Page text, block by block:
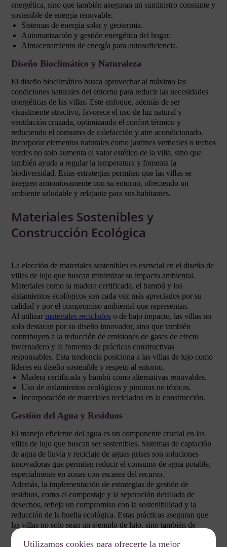
energética, sino que también aseguran un suministro constante y
sostenible de energía renovable.
Sistemas de energía solar y geotermia.
Automatización y gestión energética del hogar.
Almacenamiento de energía para autosuficiencia.
Diseño Bioclimático y Naturaleza
El diseño bioclimático busca aprovechar al máximo las
condiciones naturales del entorno para reducir las necesidades
energéticas de las villas. Este enfoque, además de ser
visualmente atractivo, favorece el uso de luz natural y
ventilación cruzada, optimizando el confort térmico y
reduciendo el consumo de calefacción y aire acondicionado.
Incorporar elementos naturales como jardines verticales o techos
verdes no solo aumenta el valor estético de la villa, sino que
también ayuda a regular la temperatura y fomenta la
biodiversidad. Estas estrategias permiten que las villas se
integren armoniosamente con su entorno, ofreciendo un
ambiente saludable y relajante para sus habitantes.
Materiales Sostenibles y
Construcción Ecológica
La elección de materiales sostenibles es esencial en el diseño de
villas de lujo que buscan minimizar su impacto ambiental.
Materiales como la madera certificada, el bambú y los
aislamientos ecológicos son cada vez más apreciados por su
calidad y por el compromiso ambiental que representan.
Al utilizar materiales reciclados o de bajo impacto, las villas no
solo destacan por su diseño innovador, sino que también
contribuyen a la reducción de emisiones de gases de efecto
invernadero y al fomento de prácticas constructivas
responsables. Esta tendencia posiciona a las villas de lujo como
líderes en diseño sostenible y respeto al entorno.
Madera certificada y bambú como alternativas renovables.
Uso de aislamientos ecológicos y pinturas no tóxicas.
Incorporación de materiales reciclados en la construcción.
Gestión del Agua y Residuos
El manejo eficiente del agua es un componente crucial en las
villas de lujo que buscan ser sostenibles. Sistemas de captación
de agua de lluvia y reciclaje de aguas grises son soluciones
innovadoras que permiten reducir el consumo de agua potable,
especialmente en zonas con escasez del recurso.
Además, la implementación de estrategias de gestión de
residuos, como el compostaje y la separación detallada de
desechos, refleja un compromiso con la sostenibilidad y la
reducción de la huella ecológica. Estas prácticas aseguran que
las villas no solo sean un ejemplo de lujo, sino también de
conciencia ambiental.
Utilizamos cookies para ofrecerte la mejor